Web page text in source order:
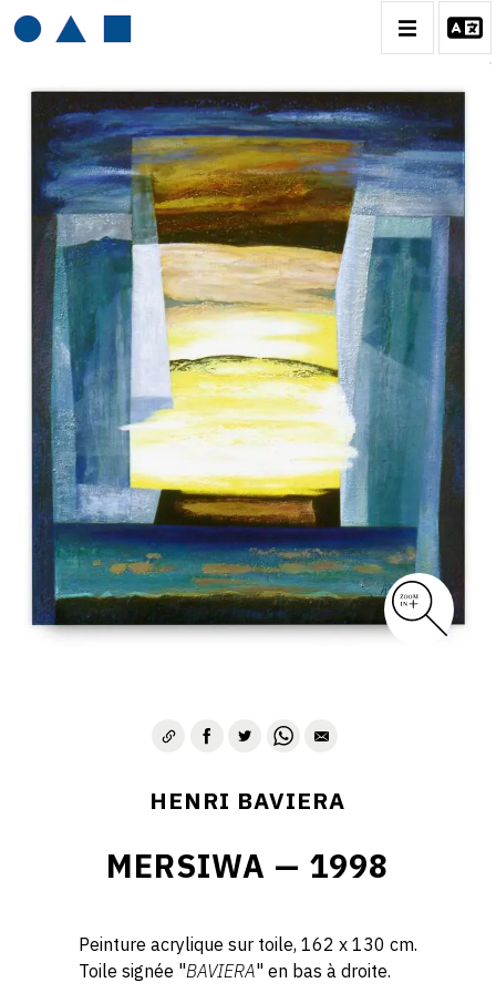
HENRI BAVIERA
BIOGRAPHIE
CATALOGUE DES OEUVRES
TOME 1: PEINTURES ET RELIEFS
TOME 2 : GRAVURES
CONTACT
HENRI BAVIERA
MERSIWA — 1998
Peinture acrylique sur toile, 162 x 130 cm.
Toile signée "BAVIERA" en bas à droite.